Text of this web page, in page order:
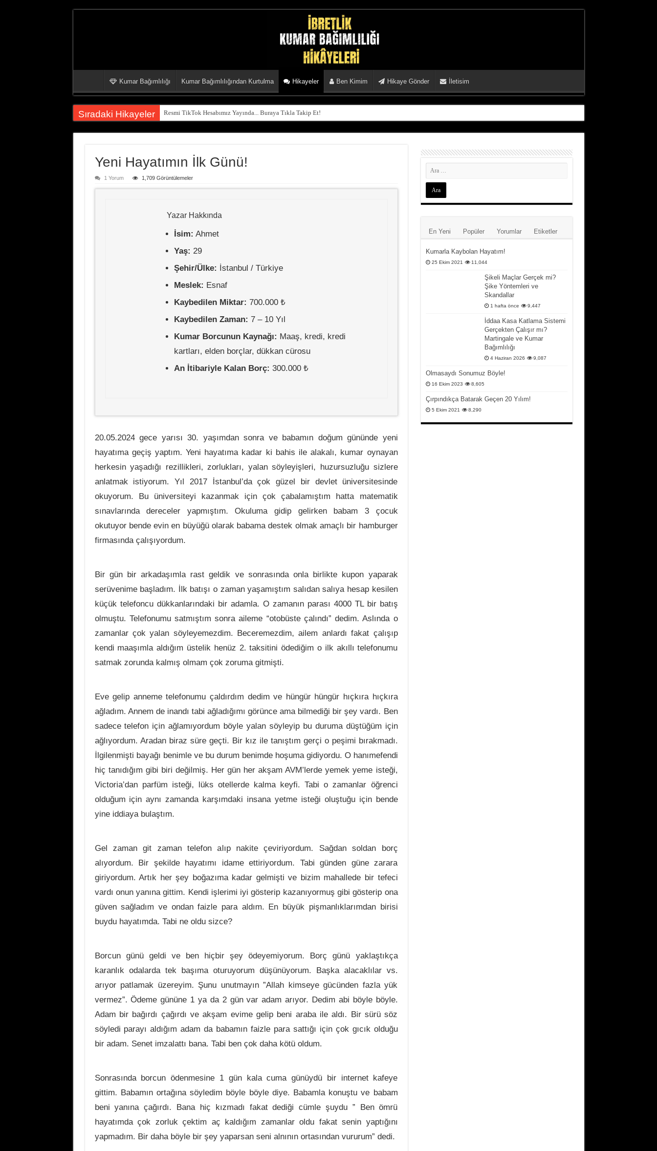
Kumar Bağımlılığı Kumar Bağımlılığından Kurtulma Hikayeler Ben Kimim Hikaye Gönder İletisim
Sıradaki Hikayeler Resmi TikTok Hesabımız Yayında... Buraya Tıkla Takip Et!
Yeni Hayatımın İlk Günü!
1 Yorum 1,709 Görüntülemeler
Yazar Hakkında
İsim: Ahmet
Yaş: 29
Şehir/Ülke: İstanbul / Türkiye
Meslek: Esnaf
Kaybedilen Miktar: 700.000 ₺
Kaybedilen Zaman: 7 – 10 Yıl
Kumar Borcunun Kaynağı: Maaş, kredi, kredi
kartları, elden borçlar, dükkan cürosu
An İtibariyle Kalan Borç: 300.000 ₺
20.05.2024 gece yarısı 30. yaşımdan sonra ve babamın doğum gününde yeni
hayatıma geçiş yaptım. Yeni hayatıma kadar ki bahis ile alakalı, kumar oynayan
herkesin yaşadığı rezillikleri, zorlukları, yalan söyleyişleri, huzursuzluğu sizlere
anlatmak istiyorum. Yıl 2017 İstanbul’da çok güzel bir devlet üniversitesinde
okuyorum. Bu üniversiteyi kazanmak için çok çabalamıştım hatta matematik
sınavlarında dereceler yapmıştım. Okuluma gidip gelirken babam 3 çocuk
okutuyor bende evin en büyüğü olarak babama destek olmak amaçlı bir hamburger
firmasında çalışıyordum.
Bir gün bir arkadaşımla rast geldik ve sonrasında onla birlikte kupon yaparak
serüvenime başladım. İlk batışı o zaman yaşamıştım salıdan salıya hesap kesilen
küçük telefoncu dükkanlarındaki bir adamla. O zamanın parası 4000 TL bir batış
olmuştu. Telefonumu satmıştım sonra aileme “otobüste çalındı” dedim. Aslında o
zamanlar çok yalan söyleyemezdim. Beceremezdim, ailem anlardı fakat çalışıp
kendi maaşımla aldığım üstelik henüz 2. taksitini ödediğim o ilk akıllı telefonumu
satmak zorunda kalmış olmam çok zoruma gitmişti.
Eve gelip anneme telefonumu çaldırdım dedim ve hüngür hüngür hıçkıra hıçkıra
ağladım. Annem de inandı tabi ağladığımı görünce ama bilmediği bir şey vardı. Ben
sadece telefon için ağlamıyordum böyle yalan söyleyip bu duruma düştüğüm için
ağlıyordum. Aradan biraz süre geçti. Bir kız ile tanıştım gerçi o peşimi bırakmadı.
İlgilenmişti bayağı benimle ve bu durum benimde hoşuma gidiyordu. O hanımefendi
hiç tanıdığım gibi biri değilmiş. Her gün her akşam AVM’lerde yemek yeme isteği,
Victoria’dan parfüm isteği, lüks otellerde kalma keyfi. Tabi o zamanlar öğrenci
olduğum için aynı zamanda karşımdaki insana yetme isteği oluştuğu için bende
yine iddiaya bulaştım.
Gel zaman git zaman telefon alıp nakite çeviriyordum. Sağdan soldan borç
alıyordum. Bir şekilde hayatımı idame ettiriyordum. Tabi günden güne zarara
giriyordum. Artık her şey boğazıma kadar gelmişti ve bizim mahallede bir tefeci
vardı onun yanına gittim. Kendi işlerimi iyi gösterip kazanıyormuş gibi gösterip ona
güven sağladım ve ondan faizle para aldım. En büyük pişmanlıklarımdan birisi
buydu hayatımda. Tabi ne oldu sizce?
Borcun günü geldi ve ben hiçbir şey ödeyemiyorum. Borç günü yaklaştıkça
karanlık odalarda tek başıma oturuyorum düşünüyorum. Başka alacaklılar vs.
arıyor patlamak üzereyim. Şunu unutmayın ”Allah kimseye gücünden fazla yük
vermez”. Ödeme gününe 1 ya da 2 gün var adam arıyor. Dedim abi böyle böyle.
Adam bir bağırdı çağırdı ve akşam evime gelip beni araba ile aldı. Bir sürü söz
söyledi parayı aldığım adam da babamın faizle para sattığı için çok gıcık olduğu
bir adam. Senet imzalattı bana. Tabi ben çok daha kötü oldum.
Sonrasında borcun ödenmesine 1 gün kala cuma günüydü bir internet kafeye
gittim. Babamın ortağına söyledim böyle böyle diye. Babamla konuştu ve babam
beni yanına çağırdı. Bana hiç kızmadı fakat dediği cümle şuydu ” Ben ömrü
hayatımda çok zorluk çektim aç kaldığım zamanlar oldu fakat senin yaptığını
yapmadım. Bir daha böyle bir şey yaparsan seni alnının ortasından vururum” dedi.
En Yeni Popüler Yorumlar Etiketler
Kumarla Kaybolan Hayatım!
25 Ekim 2021 11,044
Şikeli Maçlar Gerçek mi?
Şike Yöntemleri ve
Skandallar
1 hafta önce 9,447
İddaa Kasa Katlama Sistemi
Gerçekten Çalışır mı?
Martingale ve Kumar
Bağımlılığı
4 Haziran 2026 9,087
Olmasaydı Sonumuz Böyle!
16 Ekim 2023 8,605
Çırpındıkça Batarak Geçen 20 Yılım!
5 Ekim 2021 8,290